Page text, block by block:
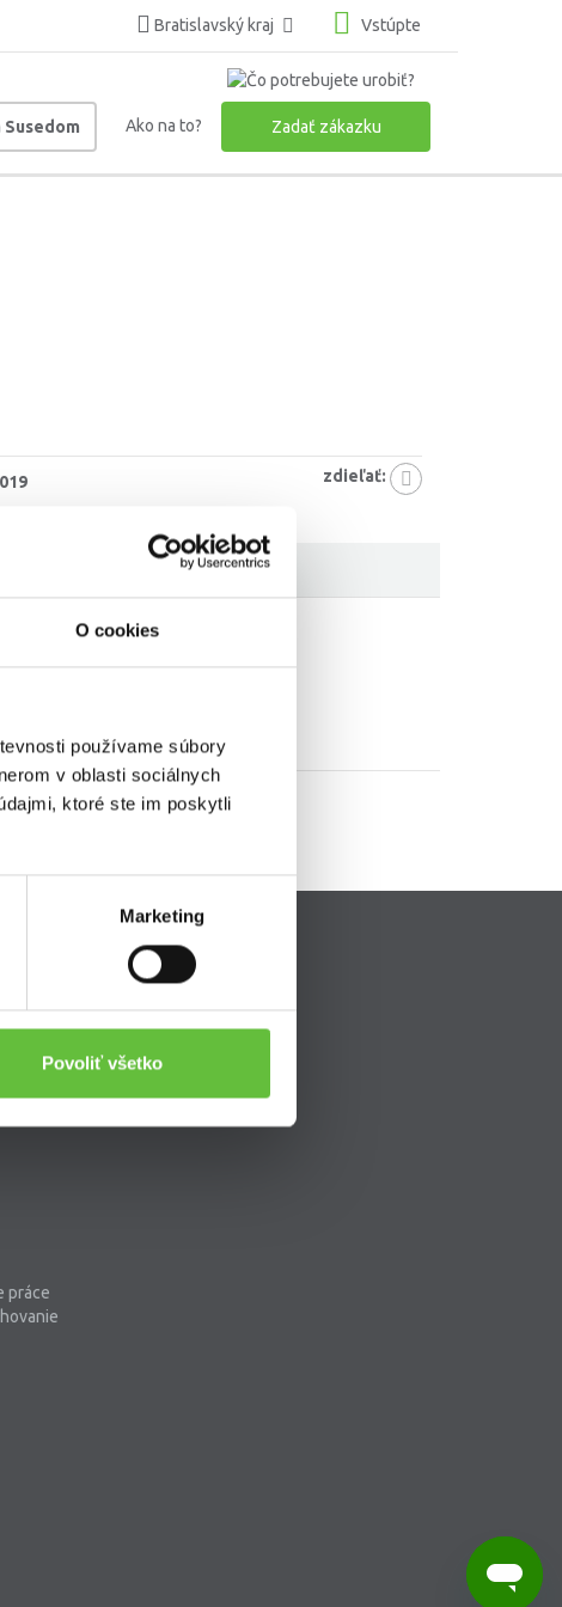
O cookies
používame súbory
v oblasti sociálnych
ktoré ste im poskytli
Marketing
Povoliť všetko
Bratislavský kraj Vstúpte
Susedom Ako na to? Zadať zákazku
zdieľať:
práce
Pripojte sa k nám